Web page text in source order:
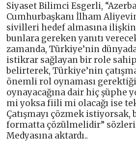
Siyaset Bilimci Esgerli,
Cumhurbaşkanı İlham
sivilleri hedef almasına
bunlara gereken yanıtı
zamanda, Türkiye’nin
istikrar sağlayan bir role
belirterek, Türkiye’nin
önemli rol oynaması
oynayacağına dair hiç şüphe
mi yoksa fiili mi olacağı ise
Çatışmayı çözmek istiyorsak,
formatta çözülmelidir”
Medyasına aktardı..